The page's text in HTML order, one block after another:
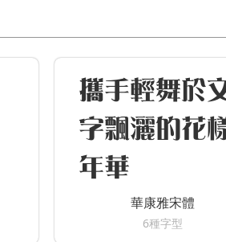
攜手輕舞於
字飄灑的花
年華
華康雅宋體
6種字型